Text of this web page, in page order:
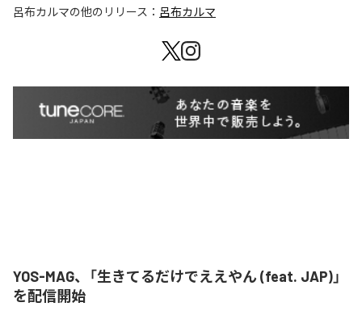
呂布カルマの他のリリース： 呂布カルマ
YOS-MAG、「生きてるだけでええやん (feat. JAP)」
を配信開始